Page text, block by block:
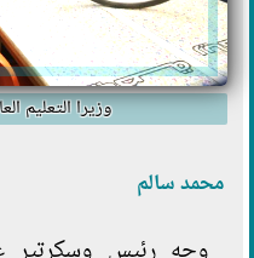
وزيرا التعليم
محمد سالم